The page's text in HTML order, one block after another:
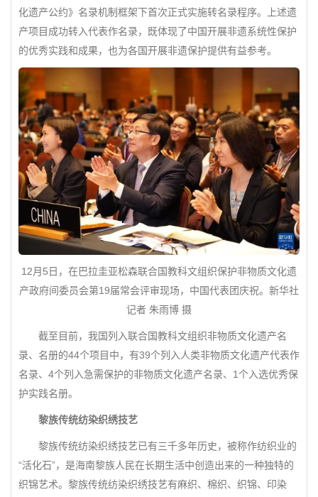
化遗产公约》名录机制框架下首次正式实施转名录程序。上述遗
产项目成功转入代表作名录，既体现了中国开展非遗系统性保护
的优秀实践和成果，也为各国开展非遗保护提供有益参考。
12月5日，在巴拉圭亚松森联合国教科文组织保护非物质文化遗
产政府间委员会第19届常会评审现场，中国代表团庆祝。新华社
记者 朱雨博 摄
截至目前，我国列入联合国教科文组织非物质文化遗产名
录、名册的44个项目中，有39个列入人类非物质文化遗产代表作
名录、4个列入急需保护的非物质文化遗产名录、1个入选优秀保
护实践名册。
黎族传统纺染织绣技艺
黎族传统纺染织绣技艺已有三千多年历史，被称作纺织业的
“活化石”，是海南黎族人民在长期生活中创造出来的一种独特的
织锦艺术。黎族传统纺染织绣技艺有麻织、棉织、织锦、印染